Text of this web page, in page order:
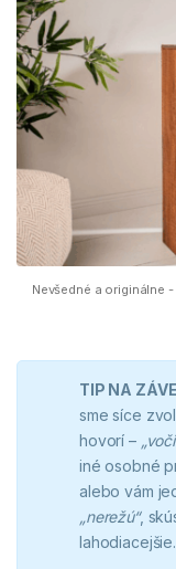
Nevšedné a originálne
TIP NA
sme síce
hovorí –
iné osobné
alebo vám
„nerežú“,
lahodiacejšie.